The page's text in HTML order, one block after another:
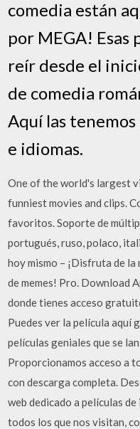
comedia están
por MEGA! Esas
reír desde el
de comedia
Aquí las
e idiomas.
One of the world's largest
funniest movies and clips.
favoritos. Soporte de
portugués, ruso, polaco,
hoy mismo – ¡Disfruta de
de memes! Pro. Download
donde tienes acceso
Puedes ver la película aquí
películas geniales que se
Proporcionamos acceso a
con descarga completa.
web dedicado a películas
todos los que nos visitan,